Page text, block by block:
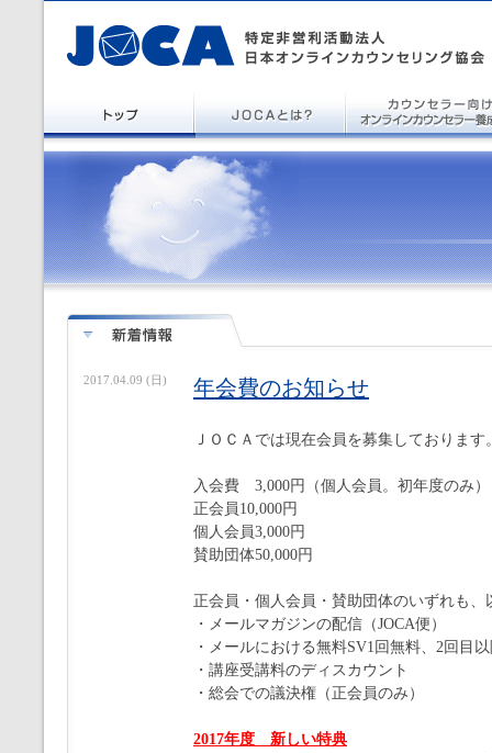
2017.04.09 (日) 年会費のお知らせ
ＪＯＣＡでは現在会員を募集しております
入会費 3,000円（個人会員。初年度のみ）
正会員10,000円
個人会員3,000円
賛助団体50,000円
正会員・個人会員・賛助団体のいずれも
・メールマガジンの配信（JOCA便）
・メールにおける無料SV1回無料、2回目
・講座受講料のディスカウント
・総会での議決権（正会員のみ）
2017年度 新しい特典